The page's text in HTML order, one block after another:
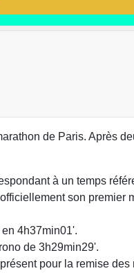
de Paris. Après
à un temps
son premier
4h37min01'.
de 3h29min29'.
pour la remise